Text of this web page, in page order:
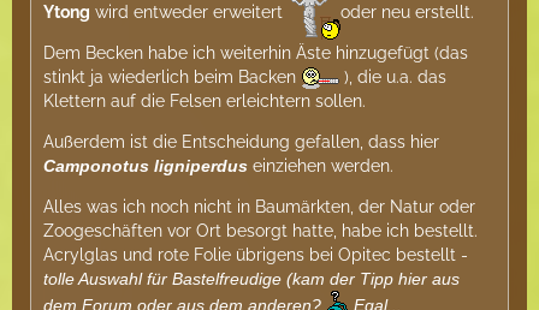
Ytong wird entweder erweitert oder neu erstellt.
Dem Becken habe ich weiterhin Äste hinzugefügt (das
stinkt ja wiederlich beim Backen
), die u.a. das
Klettern auf die Felsen erleichtern sollen.
Außerdem ist die Entscheidung gefallen, dass hier
Camponotus ligniperdus einziehen werden.
Alles was ich noch nicht in Baumärkten, der Natur oder
Zoogeschäften vor Ort besorgt hatte, habe ich bestellt.
Acrylglas und rote Folie übrigens bei Opitec bestellt -
tolle Auswahl für Bastelfreudige (kam der Tipp hier aus
dem Forum oder aus dem anderen?
Egal...